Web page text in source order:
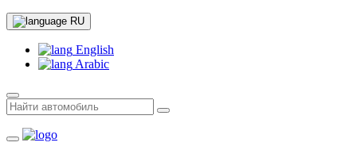
RU
English
Arabic